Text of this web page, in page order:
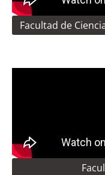
Facultad de